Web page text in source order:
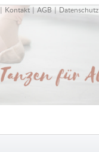
| Kontakt | AGB | Datenschutz